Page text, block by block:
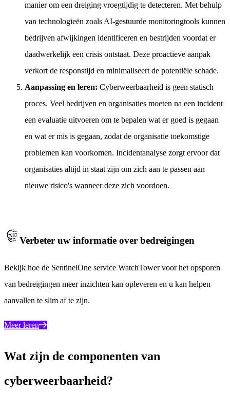
manier om een dreiging vroegtijdig te detecteren. Met behulp
van technologieën zoals AI-gestuurde monitoringtools kunnen
bedrijven afwijkingen identificeren en bestrijden voordat er
daadwerkelijk een crisis ontstaat. Deze proactieve aanpak
verkort de responstijd en minimaliseert de potentiële schade.
Aanpassing en leren: Cyberweerbaarheid is geen statisch
proces. Veel bedrijven en organisaties moeten na een incident
een evaluatie uitvoeren om te bepalen wat er goed is gegaan
en wat er mis is gegaan, zodat de organisatie toekomstige
problemen kan voorkomen. Incidentanalyse zorgt ervoor dat
organisaties altijd in staat zijn om zich aan te passen aan
nieuwe risico's wanneer deze zich voordoen.
Verbeter uw informatie over bedreigingen
Bekijk hoe de SentinelOne service WatchTower voor het opsporen
van bedreigingen meer inzichten kan opleveren en u kan helpen
aanvallen te slim af te zijn.
Meer leren
Wat zijn de componenten van
cyberweerbaarheid?